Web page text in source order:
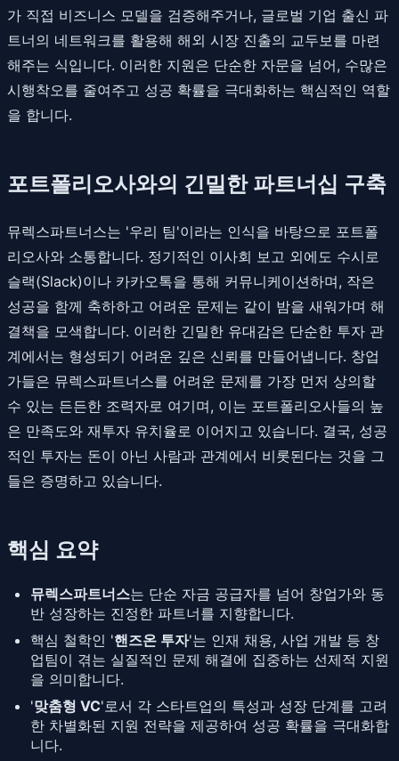
가 직접 비즈니스 모델을 검증해주거나, 글로벌 기업 출신 파
트너의 네트워크를 활용해 해외 시장 진출의 교두보를 마련
해주는 식입니다. 이러한 지원은 단순한 자문을 넘어, 수많은
시행착오를 줄여주고 성공 확률을 극대화하는 핵심적인 역할
을 합니다.
포트폴리오사와의 긴밀한 파트너십 구축
뮤렉스파트너스는 '우리 팀'이라는 인식을 바탕으로 포트폴
리오사와 소통합니다. 정기적인 이사회 보고 외에도 수시로
슬랙(Slack)이나 카카오톡을 통해 커뮤니케이션하며, 작은
성공을 함께 축하하고 어려운 문제는 같이 밤을 새워가며 해
결책을 모색합니다. 이러한 긴밀한 유대감은 단순한 투자 관
계에서는 형성되기 어려운 깊은 신뢰를 만들어냅니다. 창업
가들은 뮤렉스파트너스를 어려운 문제를 가장 먼저 상의할
수 있는 든든한 조력자로 여기며, 이는 포트폴리오사들의 높
은 만족도와 재투자 유치율로 이어지고 있습니다. 결국, 성공
적인 투자는 돈이 아닌 사람과 관계에서 비롯된다는 것을 그
들은 증명하고 있습니다.
핵심 요약
뮤렉스파트너스는 단순 자금 공급자를 넘어 창업가와 동
반 성장하는 진정한 파트너를 지향합니다.
핵심 철학인 '핸즈온 투자'는 인재 채용, 사업 개발 등 창
업팀이 겪는 실질적인 문제 해결에 집중하는 선제적 지원
을 의미합니다.
'맞춤형 VC'로서 각 스타트업의 특성과 성장 단계를 고려
한 차별화된 지원 전략을 제공하여 성공 확률을 극대화합
니다.